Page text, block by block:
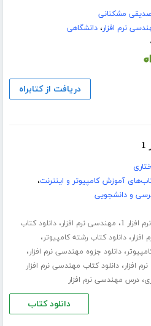
مشکنانی
نرم افزار،دانشگاهی
دریافت از کتابراه
آموزش کامپیوتر و اینترنت،
و دانشجویی
نرم افزار 1 ، مهندسی نرم افزار،دانلود کتاب
،دانلود کتاب رشته کامپیوتر،
،دانلود جزوه مهندسی نرم افزار،
افزار،دانلود کتاب مهندسی نرم افزار
،درس مهندسی نرم افزار
دانلود کتاب